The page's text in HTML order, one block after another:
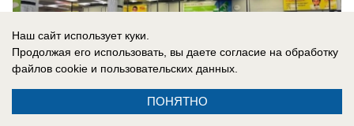
Наш сайт использует куки.
Продолжая его использовать, вы даете согласие на обработку
файлов cookie и пользовательских данных.
ПОНЯТНО